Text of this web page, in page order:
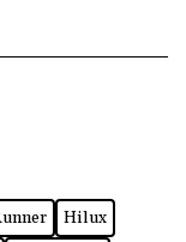
ca fiecare
Hilux